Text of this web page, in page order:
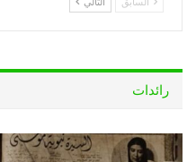
رائدات